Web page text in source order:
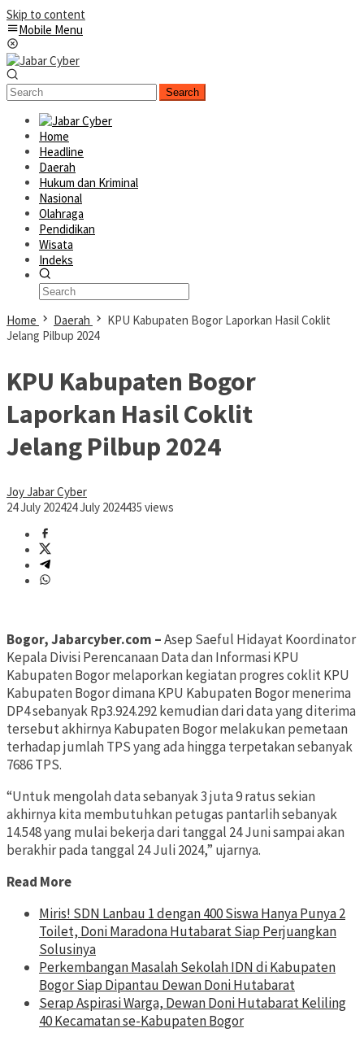
Skip to content
Mobile Menu
Search
Home
Headline
Daerah
Hukum dan Kriminal
Nasional
Olahraga
Pendidikan
Wisata
Indeks
Home Daerah
KPU Kabupaten Bogor Laporkan Hasil Coklit
Jelang Pilbup 2024
KPU Kabupaten Bogor
Laporkan Hasil Coklit
Jelang Pilbup 2024
Joy Jabar Cyber
24 July 202424 July 2024435 views
Bogor, Jabarcyber.com –Asep Saeful Hidayat Koordinator
Kepala Divisi Perencanaan Data dan Informasi KPU
Kabupaten Bogor melaporkan kegiatan progres coklit KPU
Kabupaten Bogor dimana KPU Kabupaten Bogor menerima
DP4 sebanyak Rp3.924.292 kemudian dari data yang diterima
tersebut akhirnya Kabupaten Bogor melakukan pemetaan
terhadap jumlah TPS yang ada hingga terpetakan sebanyak
7686 TPS.
“Untuk mengolah data sebanyak 3 juta 9 ratus sekian
akhirnya kita membutuhkan petugas pantarlih sebanyak
14.548 yang mulai bekerja dari tanggal 24 Juni sampai akan
berakhir pada tanggal 24 Juli 2024,” ujarnya.
Read More
Miris! SDN Lanbau 1 dengan 400 Siswa Hanya Punya 2
Toilet, Doni Maradona Hutabarat Siap Perjuangkan
Solusinya
Perkembangan Masalah Sekolah IDN di Kabupaten
Bogor Siap Dipantau Dewan Doni Hutabarat
Serap Aspirasi Warga, Dewan Doni Hutabarat Keliling
40 Kecamatan se-Kabupaten Bogor